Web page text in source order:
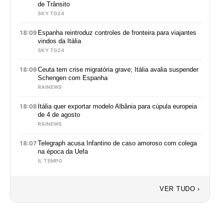
de Trânsito
SKY TG24
18:09 Espanha reintroduz controles de fronteira para viajantes
vindos da Itália
SKY TG24
18:09Ceuta tem crise migratória grave; Itália avalia suspender
Schengen com Espanha
RAINEWS
18:08 Itália quer exportar modelo Albânia para cúpula europeia
de 4 de agosto
RAINEWS
18:07 Telegraph acusa Infantino de caso amoroso com colega
na época da Uefa
IL TEMPO
VER TUDO ›